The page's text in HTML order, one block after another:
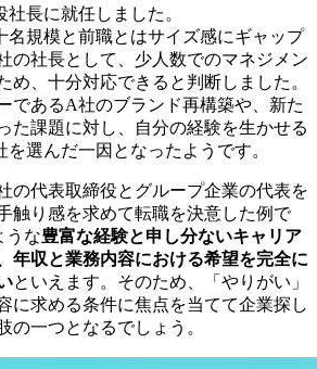
長に就任しました。
名規模と前職とはサイズ感にギャップ
の社長として、少人数でのマネジメン
め、十分対応できると判断しました。
であるA社のブランド再構築や、新た
た課題に対し、自分の経験を生かせる
選んだ一因となったようです。
の代表取締役とグループ企業の代表を
触り感を求めて転職を決意した例で
うな豊富な経験と申し分ないキャリア
年収と業務内容における希望を完全に
といえます。そのため、「やりがい」
に求める条件に焦点を当てて企業探し
の一つとなるでしょう。